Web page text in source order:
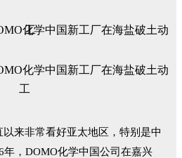
来非常看好亚太地区，特别是中
年，DOMO化学中国公司在嘉兴